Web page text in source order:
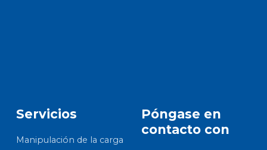
Servicios
Manipulación de la carga
Póngase en
contacto con